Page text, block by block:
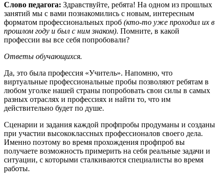
Слово педагога: Здравствуйте, ребята! На одном из прошлых
занятий мы с вами познакомились с новым, интересным
форматом профессиональных проб (кто-то уже проходил их в
прошлом году и был с ним знаком). Помните, в какой
профессии вы все себя попробовали?
Ответы обучающихся.
Да, это была профессия «Учитель». Напомню, что
виртуальные профессиональные пробы позволяют ребятам в
любом уголке нашей страны попробовать свои силы в самых
разных отраслях и профессиях и найти то, что им
действительно будет по душе.
Сценарии и задания каждой профпробы продуманы и созданы
при участии высококлассных профессионалов своего дела.
Именно поэтому во время прохождения профпроб вы
получаете возможность примерить на себя реальные задачи и
ситуации, с которыми сталкиваются специалисты во время
работы.